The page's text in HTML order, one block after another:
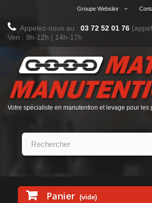
Groupe Websilor
Appelez-nous au : 03 72 52 01 76
Ven : 9h-12h | 14h-17h
Votre spécialiste en manutention et levage pour les
Panier (vide)